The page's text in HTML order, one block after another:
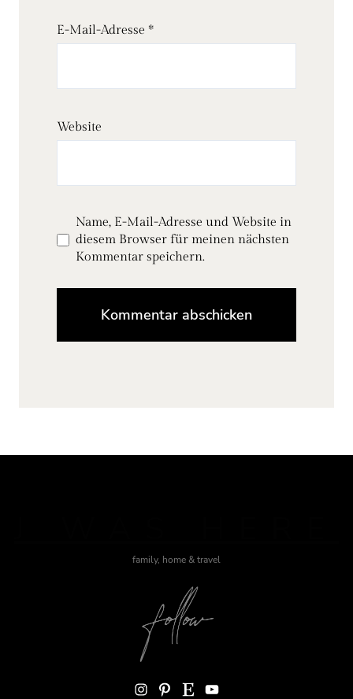
E-Mail-Adresse *
Website
Name, E-Mail-Adresse und Website in
diesem Browser für meinen nächsten
Kommentar speichern.
family, home & travel
Instagram Pinterest Etsy YouTube